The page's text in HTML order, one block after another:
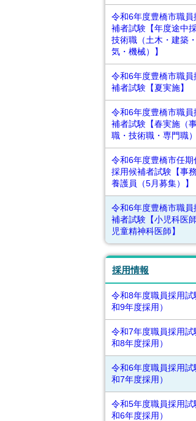
令和6年度豊橋市職員
補者試験【年度途中
技術職（土木・建築
気・機械）】
令和6年度豊橋市職員
補者試験【夏実施】
令和6年度豊橋市職員
補者試験【春実施（
職・技術職・専門職）
令和6年度豊橋市任期
採用候補者試験【事務
養護員（5月募集）】
令和6年度豊橋市職員
補者試験【小児科医
児童精神科医師】
採用情報
令和8年度職員採用試
和9年度採用）
令和7年度職員採用試
和8年度採用）
令和6年度職員採用試
和7年度採用）
令和5年度職員採用試
和6年度採用）